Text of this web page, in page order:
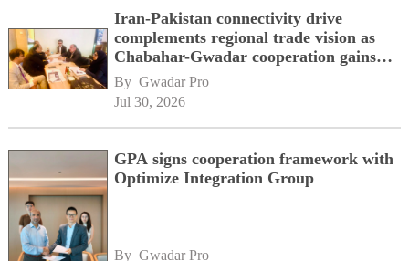
Iran-Pakistan connectivity drive
complements regional trade vision as
Chabahar-Gwadar cooperation gains
momentum alongside China's BRI
network
By Gwadar Pro
Jul 30, 2026
GPA signs cooperation framework with
Optimize Integration Group
By Gwadar Pro